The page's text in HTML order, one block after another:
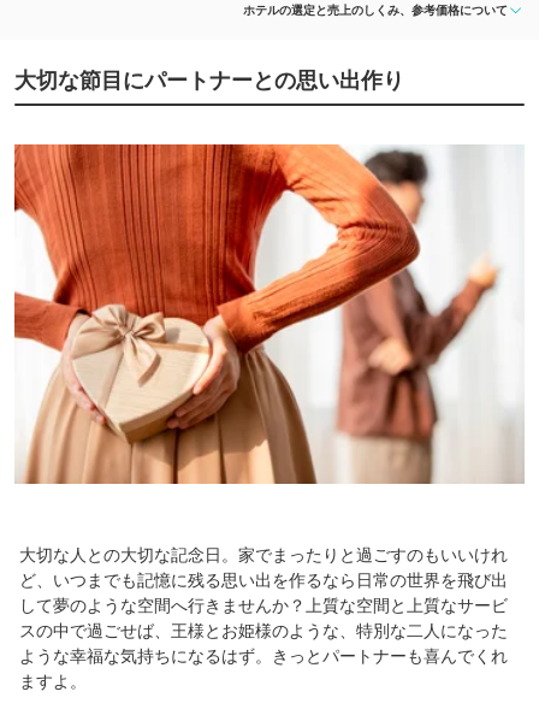
ホテルの選定と売上のしくみ、参考価格について
大切な節目にパートナーとの思い出作り
大切な人との大切な記念日。家でまったりと過ごすのもいいけれ
ど、いつまでも記憶に残る思い出を作るなら日常の世界を飛び出
して夢のような空間へ行きませんか？上質な空間と上質なサービ
スの中で過ごせば、王様とお姫様のような、特別な二人になった
ような幸福な気持ちになるはず。きっとパートナーも喜んでくれ
ますよ。